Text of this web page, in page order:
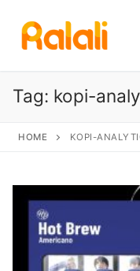
content
Tag: kopi-
HOME KOPI-